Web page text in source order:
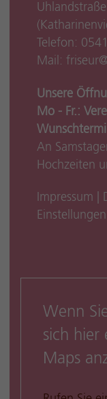
Telefon:
Mail: friseur
Unsere
Mo - Fr.:
An
Hochzeiten
Impressum
Wenn
sich hier
Maps